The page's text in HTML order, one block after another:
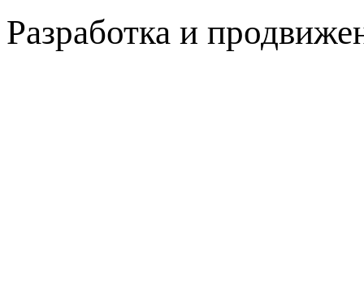
Разработка и